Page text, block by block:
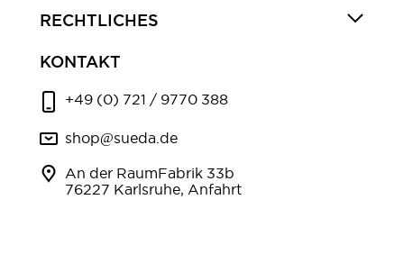
RECHTLICHES
KONTAKT
+49 (0) 721 / 9770 388
shop@sueda.de
An der RaumFabrik 33b
76227 Karlsruhe, Anfahrt